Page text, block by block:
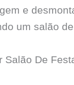
e
um salão
Salão De